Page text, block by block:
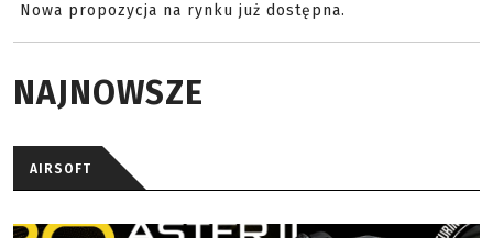
Nowa propozycja na rynku już dostępna.
NAJNOWSZE
AIRSOFT